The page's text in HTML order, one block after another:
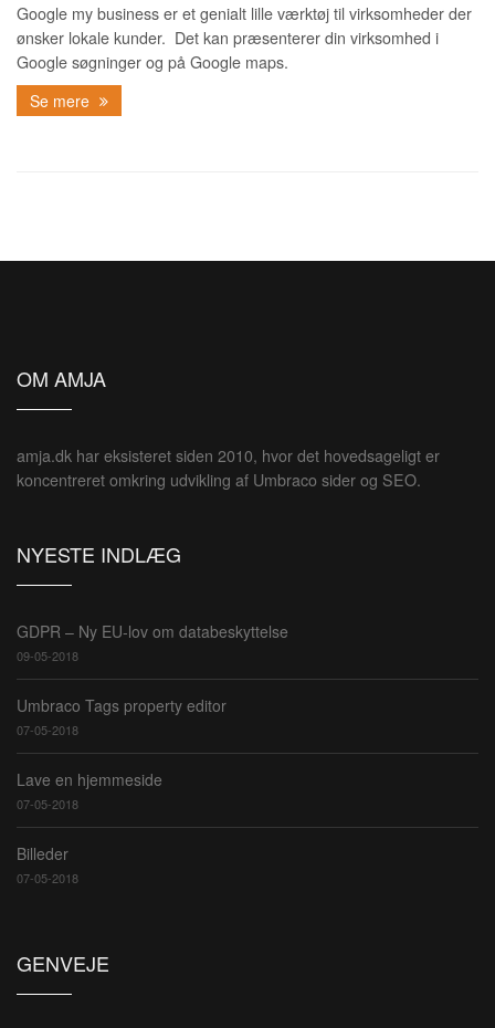
Google my business er et genialt lille værktøj til virksomheder der
ønsker lokale kunder. Det kan præsenterer din virksomhed i
Google søgninger og på Google maps.
Se mere
OM AMJA
amja.dk har eksisteret siden 2010, hvor det hovedsageligt er
koncentreret omkring udvikling af Umbraco sider og SEO.
NYESTE INDLÆG
GDPR – Ny EU-lov om databeskyttelse
09-05-2018
Umbraco Tags property editor
07-05-2018
Lave en hjemmeside
07-05-2018
Billeder
07-05-2018
GENVEJE